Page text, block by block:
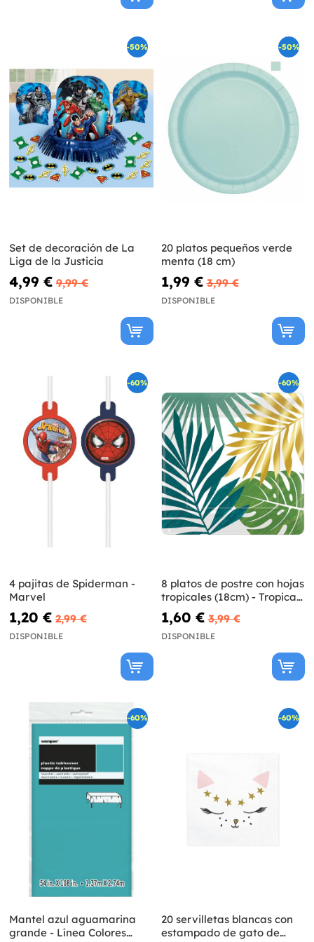
-50%
Set de decoración de La
Liga de la Justicia
4,99 € 9,99 €
DISPONIBLE
-50%
20 platos pequeños verde
menta (18 cm)
1,99 € 3,99 €
DISPONIBLE
-60%
4 pajitas de Spiderman -
Marvel
1,20 € 2,99 €
DISPONIBLE
-60%
8 platos de postre con hojas
tropicales (18cm) - Tropical
Gold
1,60 € 3,99 €
DISPONIBLE
-60%
Mantel azul aguamarina
grande - Línea Colores
-60%
20 servilletas blancas con
estampado de gato de